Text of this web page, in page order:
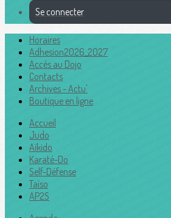
Se connecter
Horaires
Adhesion2026_2027
Accès au Dojo
Contacts
Archives - Actu'
Boutique en ligne
Accueil
Judo
Aïkido
Karaté-Do
Self-Défense
Taïso
AP2S